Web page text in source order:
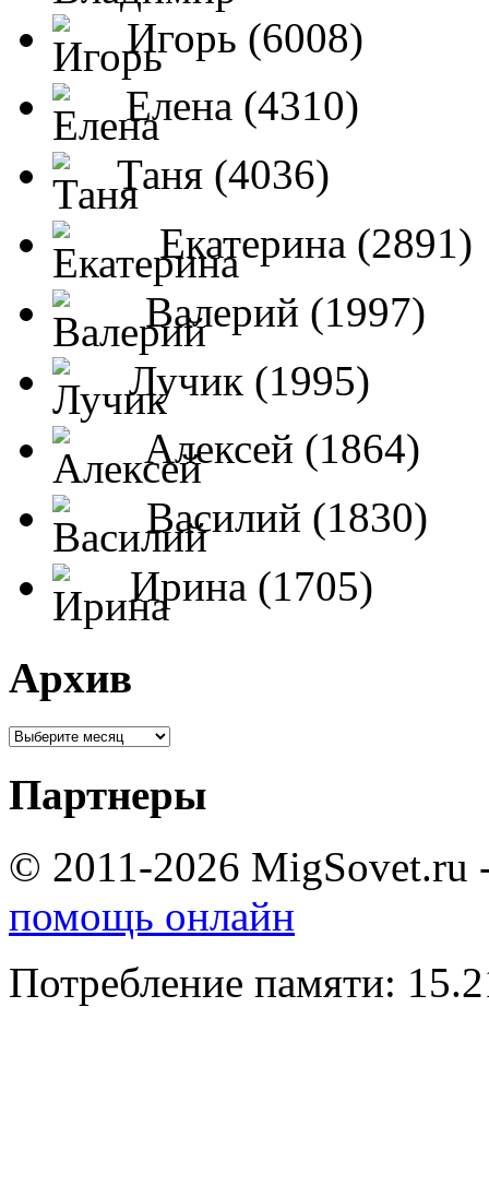
Игорь (6008)
Елена (4310)
Таня (4036)
Екатерина (2891)
Валерий (1997)
Лучик (1995)
Алексей (1864)
Василий (1830)
Ирина (1705)
Архив
Партнеры
© 2011-2026 MigSovet.ru
помощь онлайн
Потребление памяти: